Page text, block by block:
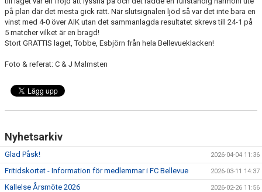
FRITIDSKORTET 2026
på plan där det mesta gick rätt. När slutsignalen ljöd så var det inte bara en
vinst med 4-0 över AIK utan det sammanlagda resultatet skrevs till 24-1 på
5 matcher vilket är en bragd!
Stort GRATTIS laget, Tobbe, Esbjörn från hela Bellevueklacken!
Foto & referat: C & J Malmsten
Nyhetsarkiv
Glad Påsk! 2026-04-04 11:36
Fritidskortet - Information för medlemmar i FC Bellevue 2026-03-11 14:37
Kallelse Årsmöte 2026 2026-02-26 11:56